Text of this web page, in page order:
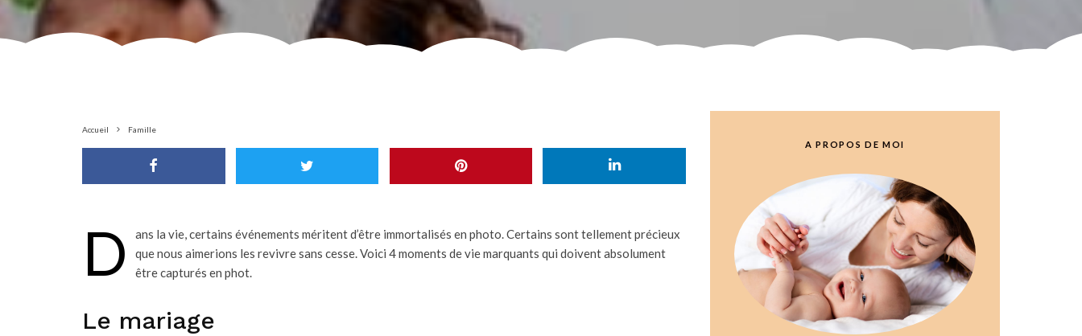
Accueil Famille
D
ans la vie, certains événements méritent d’être immortalisés en photo. Certains sont tellement précieux
que nous aimerions les revivre sans cesse. Voici 4 moments de vie marquants qui doivent absolument
être capturés en phot.
Le mariage
A PROPOS DE MOI